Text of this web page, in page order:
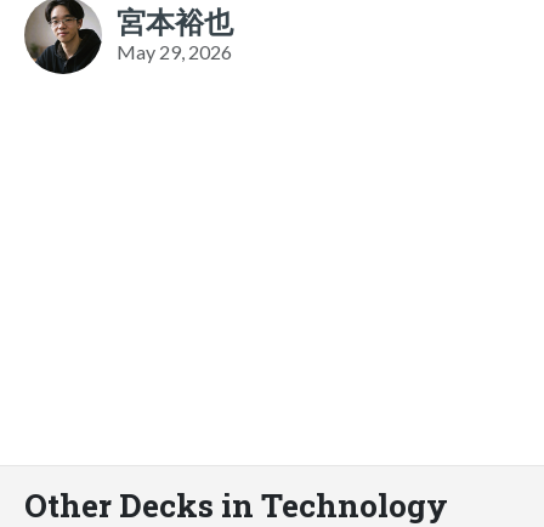
宮本裕也
May 29, 2026
Other Decks in Technology